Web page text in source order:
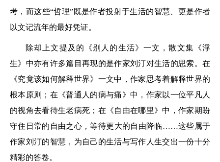
考，而这些“哲理”既是作者投射于生活的智慧、更是作者
以文记流年的最好凭证。
除却上文提及的《别人的生活》一文，散文集《浮
生》中亦有许多篇目再现的是作家刘汀对生活的思索。在
《究竟该如何解释世界》一文中，作家思考着解释世界的
根本原则；在《普通人的病与痛》中，作家以一位平凡人
的视角去看待生老病死；在《自由在哪里》中，作家期盼
守住日常的自由之心，等待更大的自由降临……这些属于
作家刘汀的智慧，为自己的生活与写作人生交出一份十分
精彩的答卷。